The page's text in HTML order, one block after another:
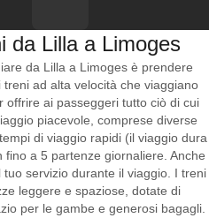
da Lilla a Limoges
da Lilla a Limoges è prendere
ad alta velocità che viaggiano
offrire ai passeggeri tutto ciò di cui
piacevole, comprese diverse
di viaggio rapidi (il viaggio dura
a 5 partenze giornaliere. Anche
servizio durante il viaggio. I treni
leggere e spaziose, dotate di
per le gambe e generosi bagagli.